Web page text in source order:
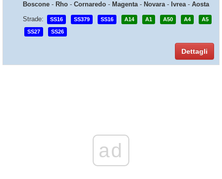
Boscone - Rho - Cornaredo - Magenta- Novara- Ivrea- Aosta
Strade:
SS16 SS379 SS16 A14 A1 A50 A4 A5
SS27 SS26
Dettagli
ad